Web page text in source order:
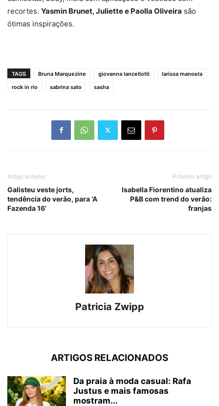
recortes. Yasmin Brunet, Juliette e Paolla Oliveira são
ótimas inspirações.
TAGS Bruna Marquezine giovanna lancellotti
larissa manoela
rock in rio
sabrina sato sasha
Artigo anterior
Galisteu veste jorts,
tendência do verão, para ‘A
Fazenda 16’
Próximo artigo
Isabella Fiorentino atualiza
P&B com trend do verão:
franjas
Patricia Zwipp
ARTIGOS RELACIONADOS
Da praia à moda casual: Rafa
Justus e mais famosas
mostram...